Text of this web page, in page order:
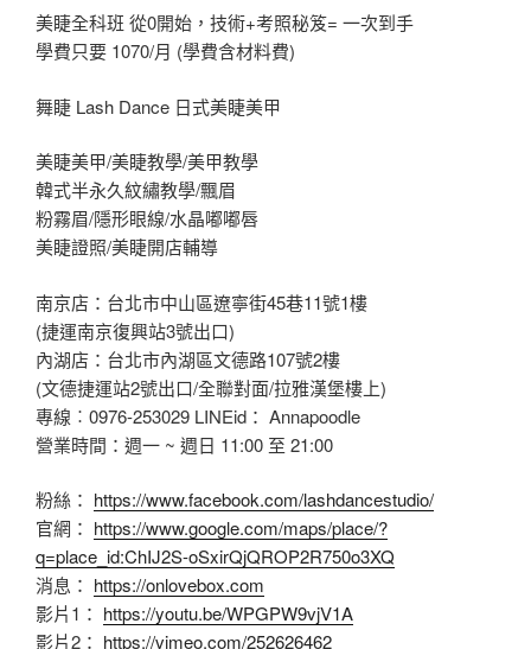
美睫全科班 從0開始，技術+考照秘笈= 一次到手
學費只要 1070/月 (學費含材料費)
舞睫 Lash Dance 日式美睫美甲
美睫美甲/美睫教學/美甲教學
韓式半永久紋繡教學/飄眉
粉霧眉/隱形眼線/水晶嘟嘟唇
美睫證照/美睫開店輔導
南京店：台北市中山區遼寧街45巷11號1樓
(捷運南京復興站3號出口)
內湖店：台北市內湖區文德路107號2樓
(文德捷運站2號出口/全聯對面/拉雅漢堡樓上)
專線︰0976-253029 LINEid： Annapoodle
營業時間：週一 ~ 週日 11:00 至 21:00
粉絲： https://www.facebook.com/lashdancestudio/
官網： https://www.google.com/maps/place/?
q=place_id:ChIJ2S-oSxirQjQROP2R750o3XQ
消息： https://onlovebox.com
影片1： https://youtu.be/WPGPW9vjV1A
影片2： https://vimeo.com/252626462